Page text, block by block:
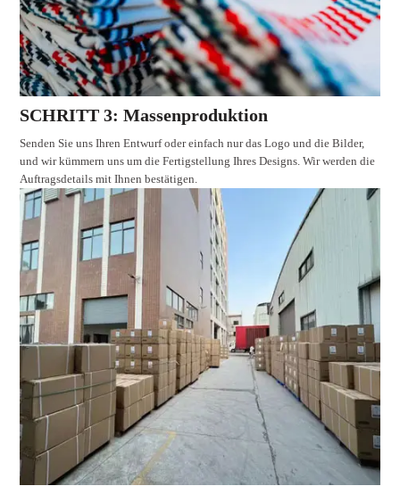
SCHRITT 3: Massenproduktion
Senden Sie uns Ihren Entwurf oder einfach nur das Logo und die Bilder,
und wir kümmern uns um die Fertigstellung Ihres Designs. Wir werden die
Auftragsdetails mit Ihnen bestätigen.